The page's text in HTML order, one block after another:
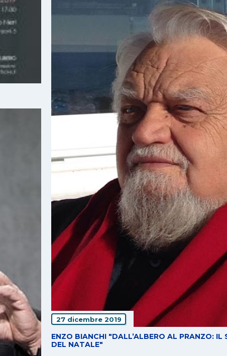
27 dicembre 2019
ENZO BIANCHI "DALL’ALBERO AL PRANZO: IL
DEL NATALE"